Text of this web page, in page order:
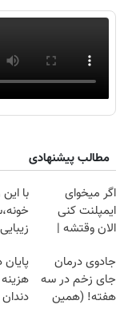
مطالب پیشنهادی
اگر میخوای
ایمپلنت کنی
الان وقتشه |
میلیون تومان!!!
با
(40%off)
جادوی درمان
جای زخم در سه
هفته! (همین